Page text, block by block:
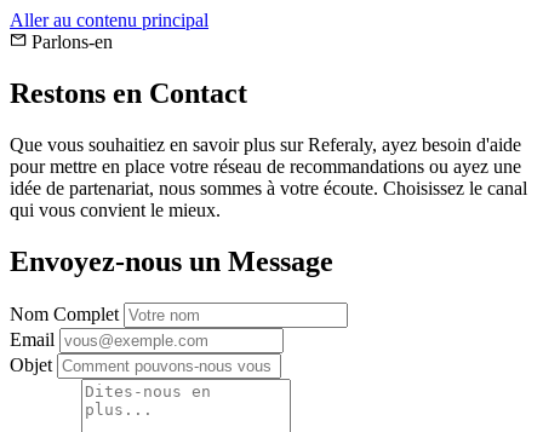
Aller au contenu principal
Parlons-en
Restons en Contact
Que vous souhaitiez en savoir plus sur Referaly, ayez besoin d'aide
pour mettre en place votre réseau de recommandations ou ayez une
idée de partenariat, nous sommes à votre écoute. Choisissez le canal
qui vous convient le mieux.
Envoyez-nous un Message
Nom Complet
Email
Objet